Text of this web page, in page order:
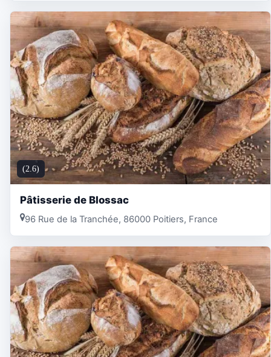
(2.6)
Pâtisserie de Blossac
96 Rue de la Tranchée, 86000 Poitiers, France